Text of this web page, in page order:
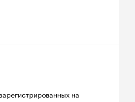
на